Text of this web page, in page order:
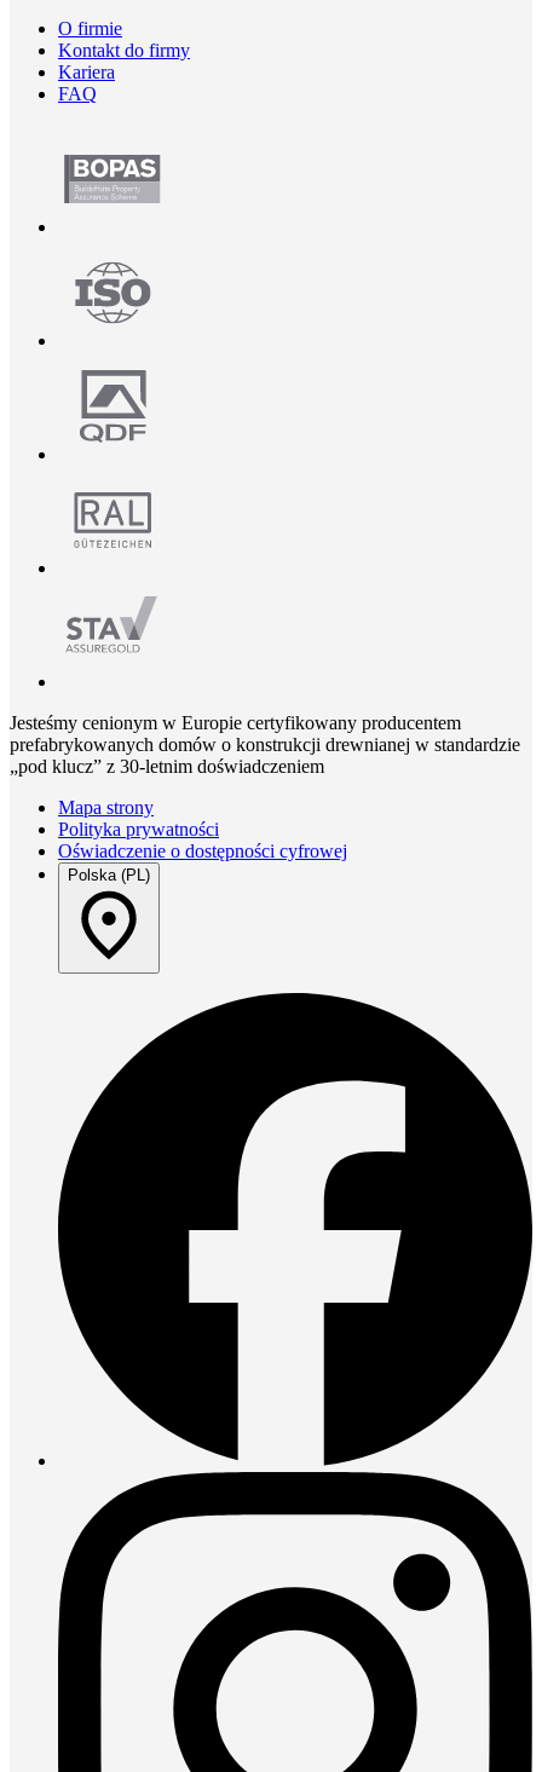
O firmie
Kontakt do firmy
Kariera
FAQ
Jesteśmy cenionym w Europie certyfikowany producentem
prefabrykowanych domów o konstrukcji drewnianej w standardzie
„pod klucz” z 30-letnim doświadczeniem
Mapa strony
Polityka prywatności
Oświadczenie o dostępności cyfrowej
Polska (PL)